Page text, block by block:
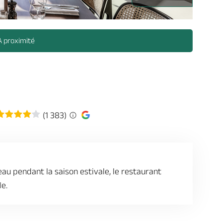
proximité
(1 383)
pendant la saison estivale, le restaurant